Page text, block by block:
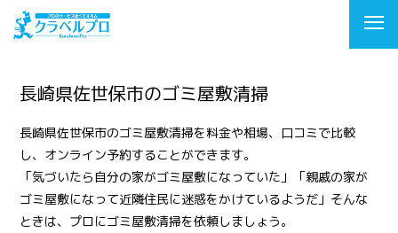
長崎県佐世保市のゴミ屋敷清掃
長崎県佐世保市のゴミ屋敷清掃を料金や相場、口コミで比較
し、オンライン予約することができます。
「気づいたら自分の家がゴミ屋敷になっていた」「親戚の家が
ゴミ屋敷になって近隣住民に迷惑をかけているようだ」そんな
ときは、プロにゴミ屋敷清掃を依頼しましょう。